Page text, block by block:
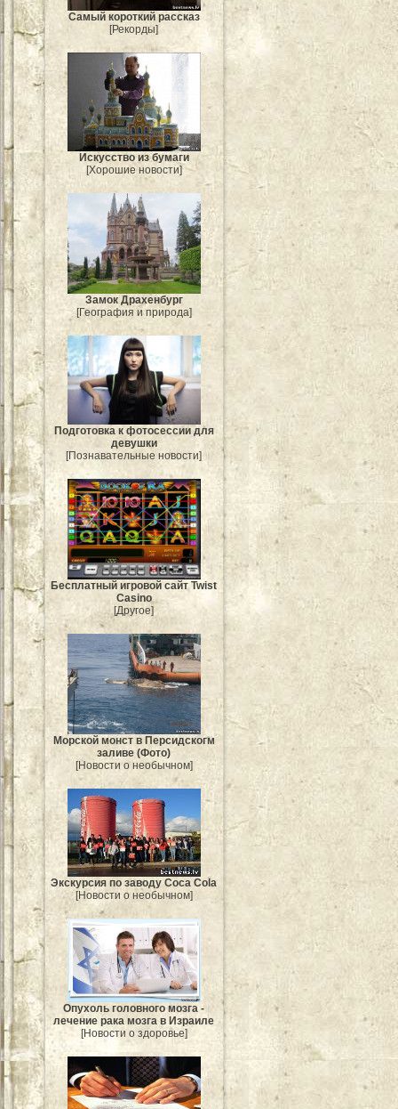
Самый короткий рассказ
[Рекорды]
Искусство из бумаги
[Хорошие новости]
Замок Драхенбург
[География и природа]
Подготовка к фотосессии для
девушки
[Познавательные новости]
Бесплатный игровой сайт Twist
Casino
[Другое]
Морской монст в Персидскогм
заливе (Фото)
[Новости о необычном]
Экскурсия по заводу Coca Cola
[Новости о необычном]
Опухоль головного мозга -
лечение рака мозга в Израиле
[Новости о здоровье]